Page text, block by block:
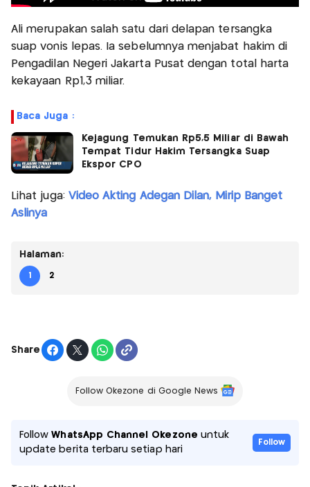
Ali merupakan salah satu dari delapan tersangka
suap vonis lepas. Ia sebelumnya menjabat hakim di
Pengadilan Negeri Jakarta Pusat dengan total harta
kekayaan Rp1,3 miliar.
Baca Juga :
Kejagung Temukan Rp5,5 Miliar di Bawah
Tempat Tidur Hakim Tersangka Suap
Ekspor CPO
Lihat juga: Video Akting Adegan Dilan, Mirip Banget
Aslinya
Halaman:
1 2
Share
Follow Okezone di Google News
FollowWhatsApp Channel Okezone untuk
update berita terbaru setiap hari
Follow